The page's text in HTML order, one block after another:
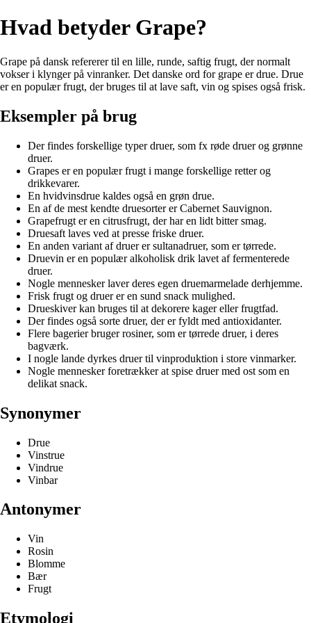
Hvad betyder Grape?
Grape på dansk refererer til en lille, runde, saftig frugt, der normalt
vokser i klynger på vinranker. Det danske ord for grape er drue. Drue
er en populær frugt, der bruges til at lave saft, vin og spises også frisk.
Eksempler på brug
Der findes forskellige typer druer, som fx røde druer og grønne
druer.
Grapes er en populær frugt i mange forskellige retter og
drikkevarer.
En hvidvinsdrue kaldes også en grøn drue.
En af de mest kendte druesorter er Cabernet Sauvignon.
Grapefrugt er en citrusfrugt, der har en lidt bitter smag.
Druesaft laves ved at presse friske druer.
En anden variant af druer er sultanadruer, som er tørrede.
Druevin er en populær alkoholisk drik lavet af fermenterede
druer.
Nogle mennesker laver deres egen druemarmelade derhjemme.
Frisk frugt og druer er en sund snack mulighed.
Drueskiver kan bruges til at dekorere kager eller frugtfad.
Der findes også sorte druer, der er fyldt med antioxidanter.
Flere bagerier bruger rosiner, som er tørrede druer, i deres
bagværk.
I nogle lande dyrkes druer til vinproduktion i store vinmarker.
Nogle mennesker foretrækker at spise druer med ost som en
delikat snack.
Synonymer
Drue
Vinstrue
Vindrue
Vinbar
Antonymer
Vin
Rosin
Blomme
Bær
Frugt
Etymologi